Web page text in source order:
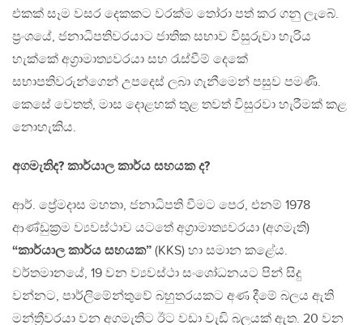
එකක් සෑම වසර දෙකකට වරක්ම තෝරා පත් කර ගනු ලැබේ.
ප්‍රංශයේ, ජනාධිපතිවරයාට ජාතික සභාව විසුරුවා හැරිය
හැක්කේ අග්‍රාමාත්‍යවරයා සහ රැස්වීම් දෙකේ
සභාපතිවරුන්ගෙන් උපදෙස් ලබා ගැනීමෙන් පසුව පමණි.
කෙසේ වෙතත්, මාස දොළහක් තුළ තවත් විසුරවා හැරීමක් කළ
නොහැකිය.
අගමැතිද? කාර්යාල කාර්ය සහයක ද?
ආර්. ප්‍රේමදාස මහතා, ජනාධිපති වීමට පෙර, එනම් 1978
ආණ්ඩුක්‍රම ව්‍යවස්ථාව යටතේ අග්‍රාමාත්‍යවරයා (අගමැති)
“කාර්යාල කාර්ය සහයක” (KKS) හා සමාන කළේය.
වර්තමානයේ, 19 වන ව්‍යවස්ථා සංශෝධනයට පින් සිදු
වන්නට, පාර්ලිමේන්තුවේ බහුතරයකට අණ දීමේ බලය ඇති
මන්ත්‍රීවරයා වන අගමැතිට ඊට වඩා වැඩි බලයක් ඇත. 20 වන